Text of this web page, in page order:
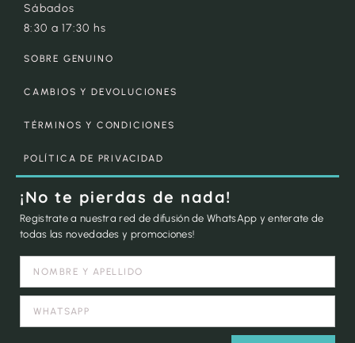
Sábados
8:30 a 17:30 hs
SOBRE GENUINO
CAMBIOS Y DEVOLUCIONES
TÉRMINOS Y CONDICIONES
POLÍTICA DE PRIVACIDAD
¡No te pierdas de nada!
Registrate a nuestra red de difusión de WhatsApp y enterate de
todas las novedades y promociones!